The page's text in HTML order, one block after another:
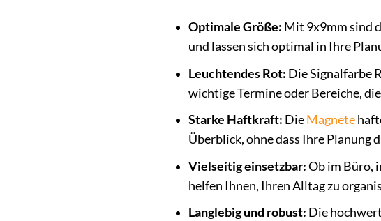
Optimale Größe: Mit 9x9mm sind
und lassen sich optimal in Ihre
Leuchtendes Rot: Die Signalfarbe
wichtige Termine oder Bereiche,
Starke Haftkraft: DieMagnete
Überblick, ohne dass Ihre Planung
Vielseitig einsetzbar:Ob im Büro,
helfen Ihnen, Ihren Alltag zu
Langlebig und robust: Die